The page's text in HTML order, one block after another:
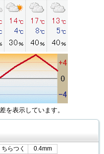
を表示しています。
ちらつく
0.4mm